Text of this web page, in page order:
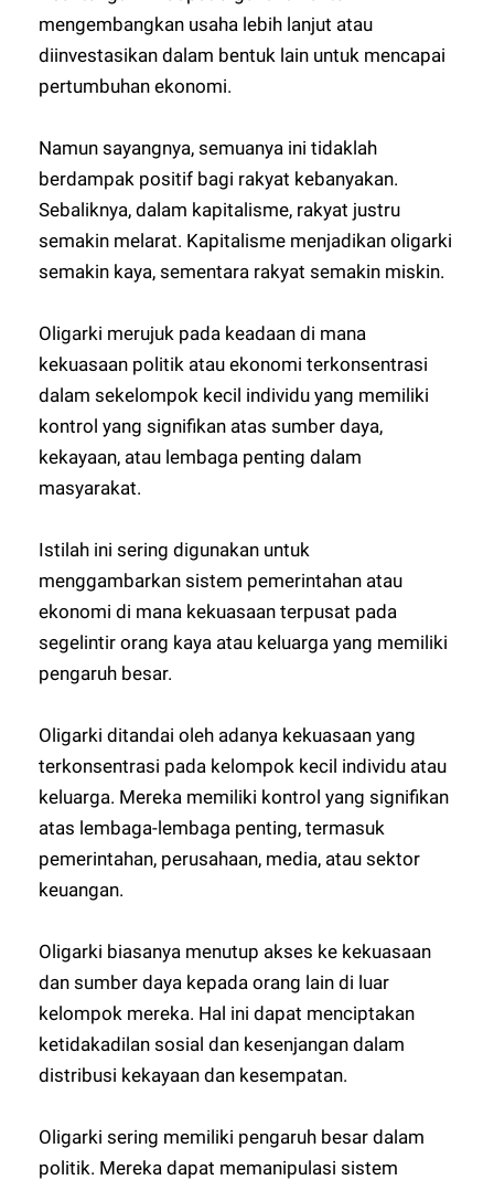
mengembangkan usaha lebih lanjut atau
diinvestasikan dalam bentuk lain untuk mencapai
pertumbuhan ekonomi.
Namun sayangnya, semuanya ini tidaklah
berdampak positif bagi rakyat kebanyakan.
Sebaliknya, dalam kapitalisme, rakyat justru
semakin melarat. Kapitalisme menjadikan oligarki
semakin kaya, sementara rakyat semakin miskin.
Oligarki merujuk pada keadaan di mana
kekuasaan politik atau ekonomi terkonsentrasi
dalam sekelompok kecil individu yang memiliki
kontrol yang signifikan atas sumber daya,
kekayaan, atau lembaga penting dalam
masyarakat.
Istilah ini sering digunakan untuk
menggambarkan sistem pemerintahan atau
ekonomi di mana kekuasaan terpusat pada
segelintir orang kaya atau keluarga yang memiliki
pengaruh besar.
Oligarki ditandai oleh adanya kekuasaan yang
terkonsentrasi pada kelompok kecil individu atau
keluarga. Mereka memiliki kontrol yang signifikan
atas lembaga-lembaga penting, termasuk
pemerintahan, perusahaan, media, atau sektor
keuangan.
Oligarki biasanya menutup akses ke kekuasaan
dan sumber daya kepada orang lain di luar
kelompok mereka. Hal ini dapat menciptakan
ketidakadilan sosial dan kesenjangan dalam
distribusi kekayaan dan kesempatan.
Oligarki sering memiliki pengaruh besar dalam
politik. Mereka dapat memanipulasi sistem